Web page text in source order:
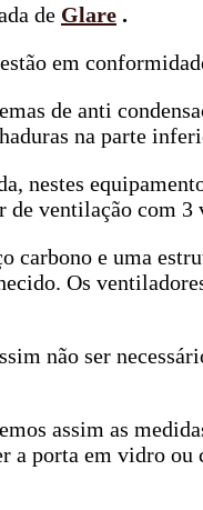
de Glare .
em
de anti
na parte
nestes
ventilação com 3
carbono e uma
Os
não ser
assim as
a porta em vidro ou